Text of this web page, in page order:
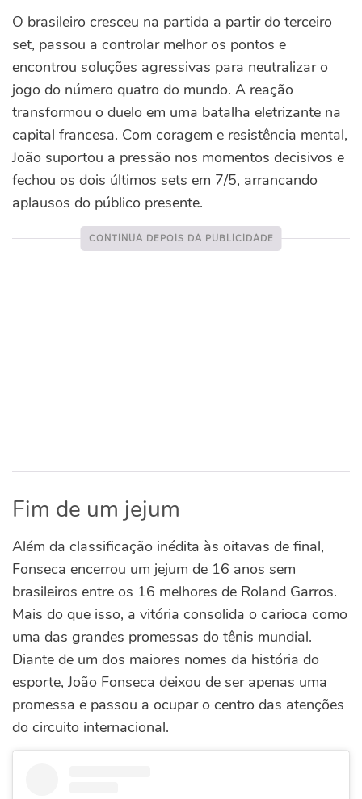
O brasileiro cresceu na partida a partir do terceiro
set, passou a controlar melhor os pontos e
encontrou soluções agressivas para neutralizar o
jogo do número quatro do mundo. A reação
transformou o duelo em uma batalha eletrizante na
capital francesa. Com coragem e resistência mental,
João suportou a pressão nos momentos decisivos e
fechou os dois últimos sets em 7/5, arrancando
aplausos do público presente.
Fim de um jejum
Além da classificação inédita às oitavas de final,
Fonseca encerrou um jejum de 16 anos sem
brasileiros entre os 16 melhores de Roland Garros.
Mais do que isso, a vitória consolida o carioca como
uma das grandes promessas do tênis mundial.
Diante de um dos maiores nomes da história do
esporte, João Fonseca deixou de ser apenas uma
promessa e passou a ocupar o centro das atenções
do circuito internacional.